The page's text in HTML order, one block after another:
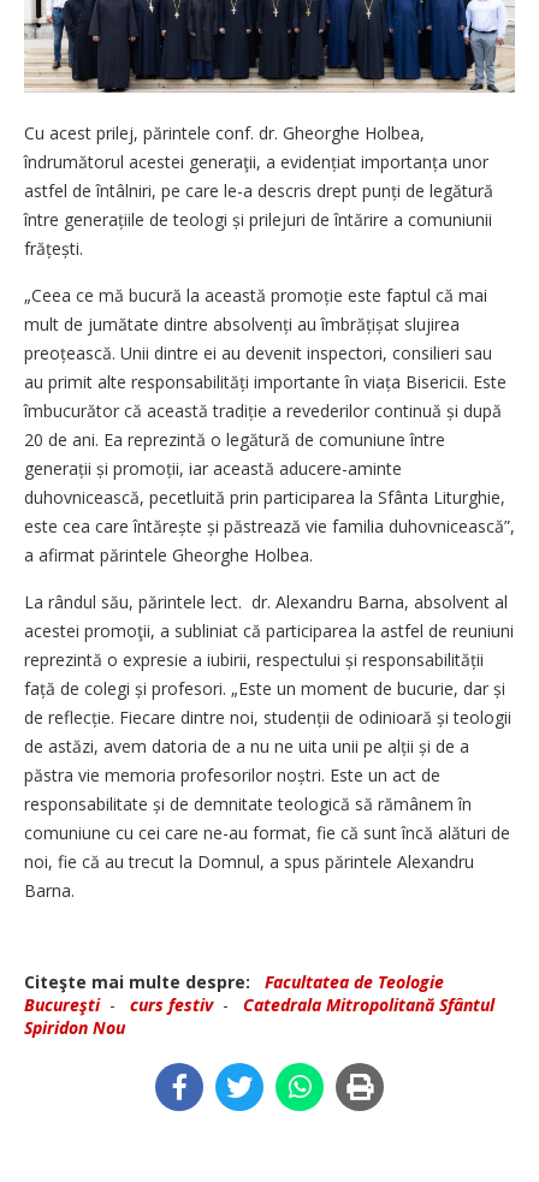
Cu acest prilej, părintele conf. dr. Gheorghe Holbea,
îndrumătorul acestei generaţii, a evidențiat im­por­tanța unor
astfel de întâlniri, pe care le-a descris drept punți de legătură
între generațiile de teologi și prilejuri de întărire a comuniunii
frățești.
„Ceea ce mă bucură la această promoție este faptul că mai
mult de jumătate dintre absolvenți au îmbră­­țișat slujirea
preoțească. Unii dintre ei au devenit inspectori, consilieri sau
au primit alte responsa­bilități importante în viața Bisericii. Este
îmbucurător că această tradiție a revederilor continuă și după
20 de ani. Ea reprezintă o legătură de comuniune între
generații și pro­moții, iar această aducere-aminte
duhovnicească, pecetluită prin participarea la Sfânta Liturghie,
este cea care întărește și păstrează vie familia duhovnicească”,
a afirmat părintele Gheorghe Holbea.
La rândul său, părintele lect. dr. Alexandru Barna, absolvent al
acestei promoţii, a subliniat că participarea la astfel de reuniuni
reprezintă o expresie a iubirii, respectului și responsa­bilității
față de colegi și profesori. „Este un moment de bucurie, dar și
de reflec­ție. Fiecare dintre noi, studenții de odinioară și teologii
de astăzi, avem datoria de a nu ne uita unii pe alții și de a
păstra vie memoria profesorilor noștri. Este un act de
responsabilitate și de demnitate teologică să ­rămânem în
comuniune cu cei ­care ne-au format, fie că sunt încă alături de
noi, fie că au trecut la Domnul, a spus părintele Alexan­dru
Barna.
Citeşte mai multe despre:
Facultatea de Teologie
Bucureşti- curs festiv- Catedrala Mitropolitană Sfântul
Spiridon Nou